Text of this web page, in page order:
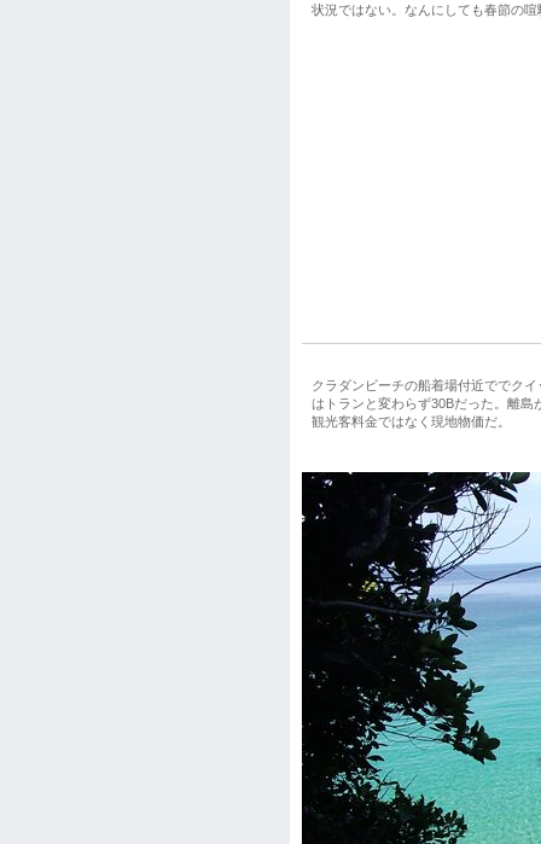
状況ではない。なんにしても春節の
クラダンビーチの船着場付近ででク
はトランと変わらず30Bだった。離
観光客料金ではなく現地物価だ。